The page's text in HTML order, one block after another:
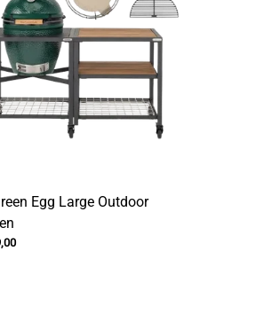
Egg Large Outdoor